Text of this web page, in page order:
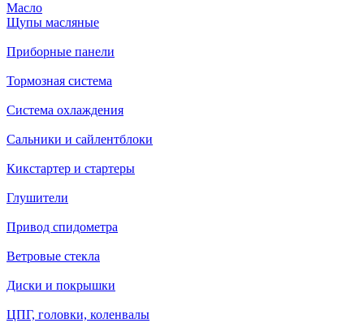
Масло
Щупы масляные
Приборные панели
Тормозная система
Система охлаждения
Сальники и сайлентблоки
Кикстартер и стартеры
Глушители
Привод спидометра
Ветровые стекла
Диски и покрышки
ЦПГ, головки, коленвалы